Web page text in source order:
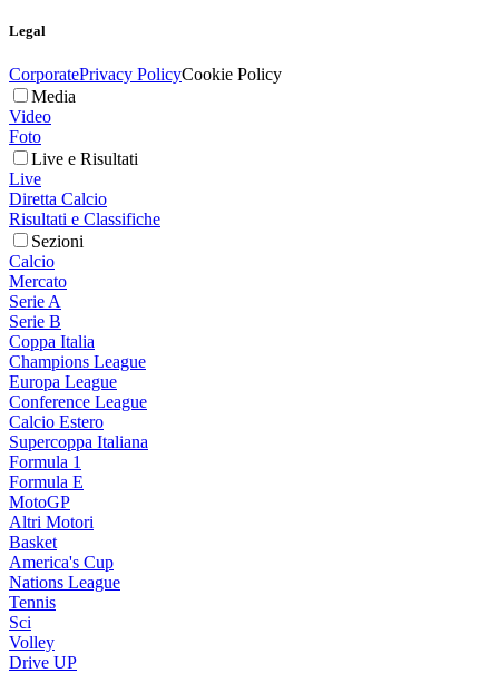
Legal
CorporatePrivacy PolicyCookie Policy
Media
Video
Foto
Live e Risultati
Live
Diretta Calcio
Risultati e Classifiche
Sezioni
Calcio
Mercato
Serie A
Serie B
Coppa Italia
Champions League
Europa League
Conference League
Calcio Estero
Supercoppa Italiana
Formula 1
Formula E
MotoGP
Altri Motori
Basket
America's Cup
Nations League
Tennis
Sci
Volley
Drive UP